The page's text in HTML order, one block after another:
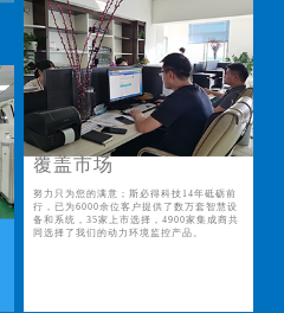
覆盖市场
努力只为您的满意；斯必得科技14年砥砺前
行，已为6000余位客户提供了数万套智慧设
备和系统，35家上市选择，4900家集成商共
同选择了我们的动力环境监控产品。